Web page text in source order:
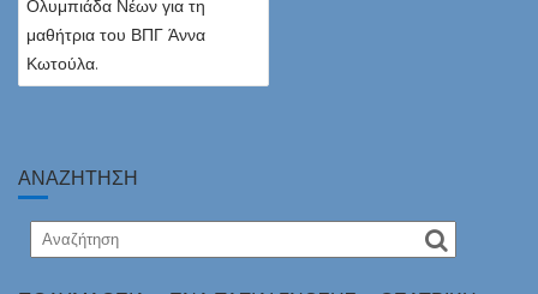
Ολυμπιάδα Νέων για τη
μαθήτρια του ΒΠΓ Άννα
Κωτούλα.
ΑΝΑΖΗΤΗΣΗ